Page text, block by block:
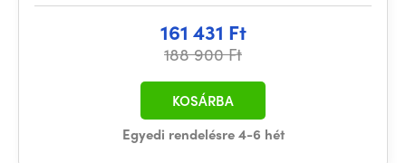
161 431 Ft
188 900 Ft
Egyedi rendelésre 4-6 hét
KOSÁRBA